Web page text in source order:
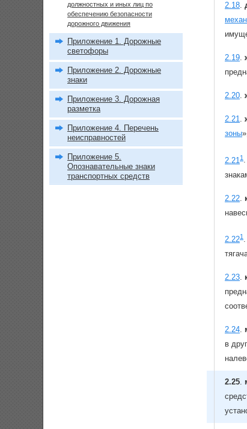
2.18.
2.19.
2.20.
2.21.
зоны
2.21 1 .
2.22
2.221 .
2.23.
2.24.
в
2.25.
должностных и иных лиц по
обеспечению безопасности
дорожного движения
Приложение 1. Дорожные
светофоры
Приложение 2. Дорожные
знаки
Приложение 3. Дорожная
разметка
Приложение 4. Перечень
неисправностей
Приложение 5.
Опознавательные знаки
транспортных средств